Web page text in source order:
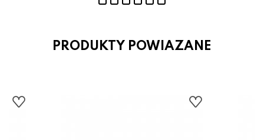
PRODUKTY POWIAZANE